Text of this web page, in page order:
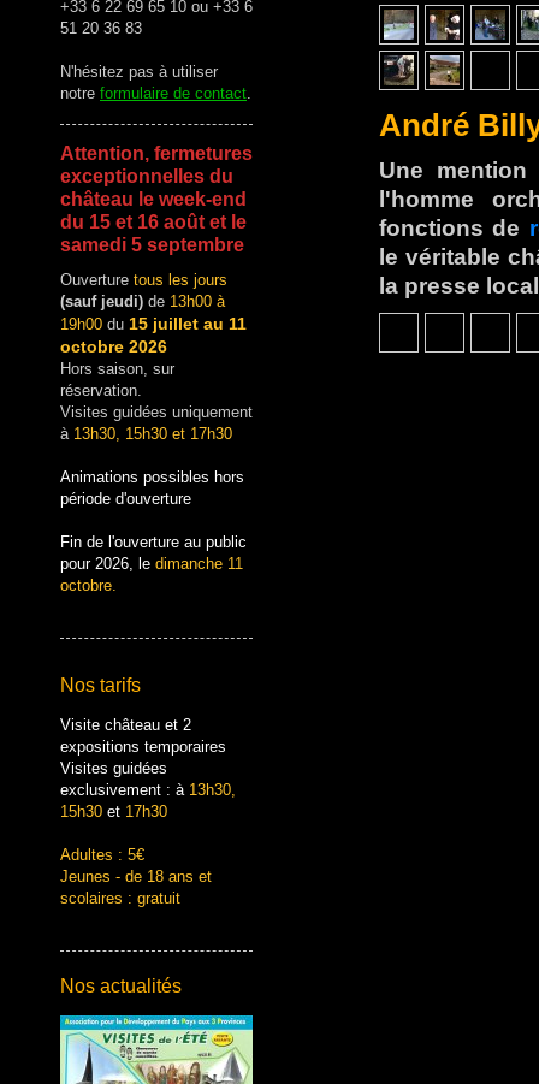
+33 6 22 69 65 10 ou +33 6
51 20 36 83
N'hésitez pas à utiliser
notre formulaire de contact
Attention, fermetures
exceptionnelles du
château le week-end
du 15 et 16 août et le
samedi 5 septembre
Ouverture tous les jours
(sauf jeudi) de 13h00 à
19h00 du 15 juillet au 11
octobre 2026
Hors saison, sur
réservation.
Visites guidées uniquement
à 13h30, 15h30 et 17h30
Animations possibles hors
période d'ouverture
Fin de l'ouverture au public
pour 2026, le dimanche 11
octobre.
Nos tarifs
Visite château et 2
expositions temporaires
Visites guidées
exclusivement : à 13h30,
15h30 et 17h30
Adultes : 5€
Jeunes - de 18 ans et
scolaires : gratuit
Nos actualités
André
Une
l'homme
fonctions de
le véritable
la presse